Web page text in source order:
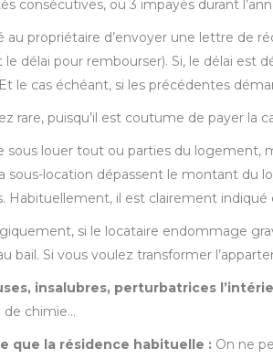
consécutives, ou 3 impayés durant
propriétaire d’envoyer une lettre de
délai pour rembourser). Si, le délai est
le cas échéant, si les précédentes
rare, puisqu’il est coutume de payer la
sous louer tout ou parties du logement,
sous-location dépassent le montant du
Habituellement, il est clairement indiqué
si le locataire endommage
Si vous voulez transformer
insalubres, perturbatrices
de chimie…
que la résidence habituelle : On ne